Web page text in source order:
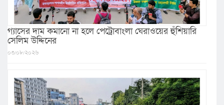
গ্যাসের দাম কমানো না হলে পেট্রোবাংলা ঘেরাওয়ের হুঁশিয়ারি
সেলিম উদ্দিনের
০৩/০৮/২০২৬